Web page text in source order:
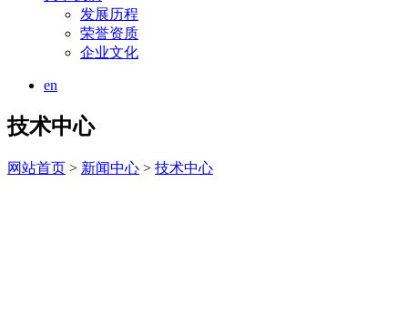
发展历程
荣誉资质
企业文化
en
技术中心
网站首页 > 新闻中心 > 技术中心